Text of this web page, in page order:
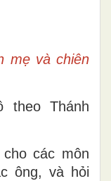
mẹ và chiên
theo Thánh
các môn
ông, và hỏi